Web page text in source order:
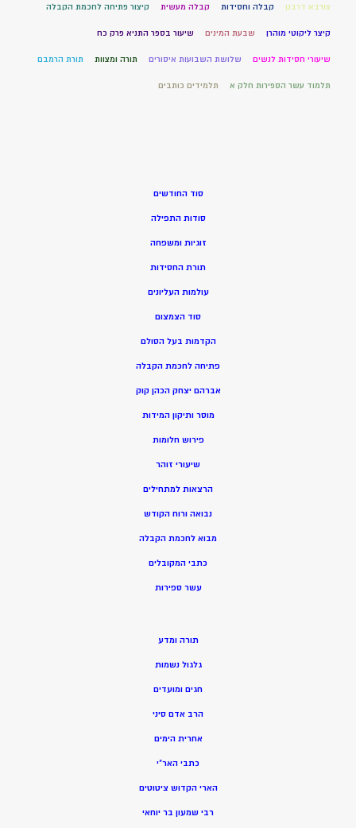
צורבא דרבנן קבלה וחסידות קבלה מעשית קיצור פתיחה לחכמת הקבלה
קיצר ליקוטי מוהרן שבעת המינים שיעור בספר התניא פרק כח
שיעורי חסידות לנשים שלושת השבועות איסורים תורה ומצוות תורת הרמבם
תלמוד עשר הספירות חלק א תלמידים כותבים
סוד החודשים
סודות התפילה
זוגיות ומשפחה
תורת החסידות
עולמות העליונים
סוד הצמצום
הקדמות בעל הסולם
פתיחה לחכמת הקבלה
אברהם יצחק הכהן קוק
מוסר ותיקון המידות
פירוש חלומות
שיעורי זוהר
הרצאות למתחילים
נבואה ורוח הקודש
מבוא לחכמת הקבלה
כתבי המקובלים
עשר ספירות
תורה ומדע
גלגול נשמות
חגים ומועדים
הרב אדם סיני
אחרית הימים
כתבי האר”י
הארי הקדוש ציטוטים
רבי שמעון בר יוחאי